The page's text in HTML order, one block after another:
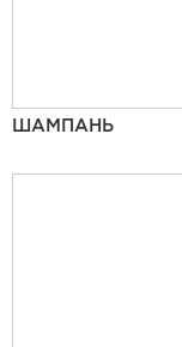
ШАМПАНЬ